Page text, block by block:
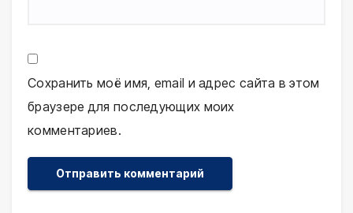
Сохранить моё имя, email и адрес сайта в этом
браузере для последующих моих
комментариев.